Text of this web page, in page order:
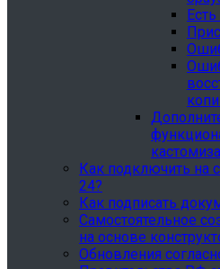
Как подключить на
24?
Как подписать
Самостоятельное
на основе
Обновления